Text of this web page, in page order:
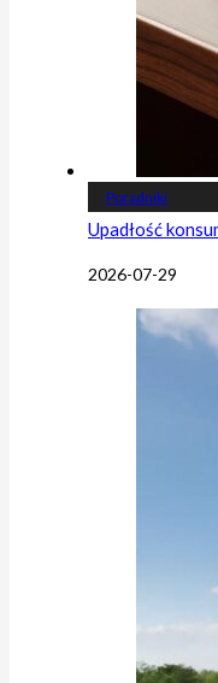
Poradniki
Upadłość
2026-07-29